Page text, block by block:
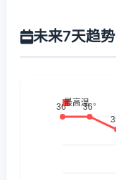
未来7天趋势